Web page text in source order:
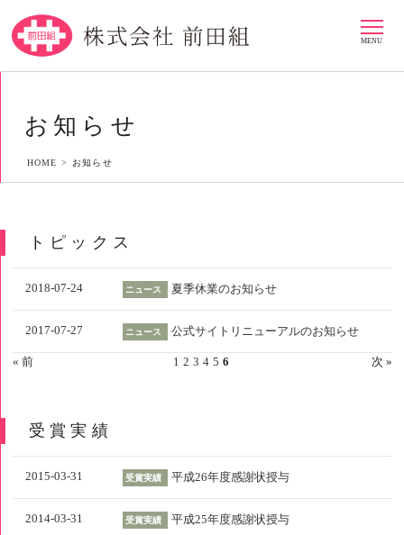
MENU
お知らせ
HOME > お知らせ
トピックス
2018-07-24 ニュース 夏季休業のお知らせ
2017-07-27 ニュース 公式サイトリニューアルのお知らせ
« 前 1 2 3 4 5 6 次 »
受賞実績
2015-03-31 受賞実績 平成26年度感謝状授与
2014-03-31 受賞実績 平成25年度感謝状授与